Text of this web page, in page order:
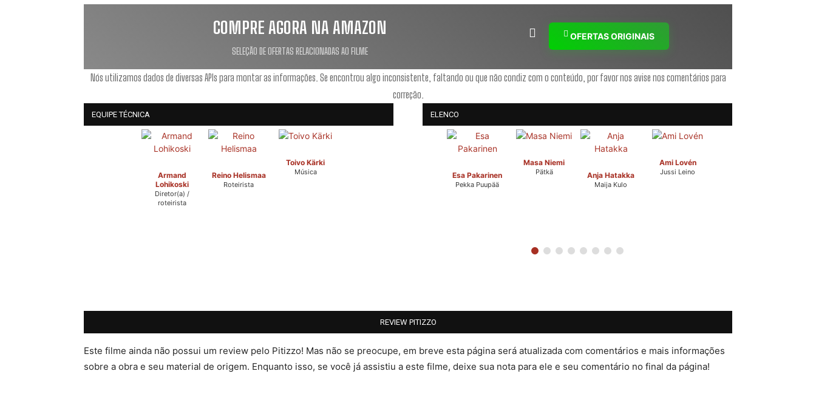
COMPRE AGORA NA AMAZON
SELEÇÃO DE OFERTAS RELACIONADAS AO FILME
OFERTAS ORIGINAIS
Nós utilizamos dados de diversas APIs para montar as informações. Se encontrou algo inconsistente, faltando ou que não condiz com o conteúdo, por favor nos avise nos comentários para
correção.
EQUIPE TÉCNICA
Armand
Lohikoski
Diretor(a) /
roteirista
Reino Helismaa
Roteirista
Toivo Kärki
Música
ELENCO
Esa Pakarinen
Pekka Puupää
Masa Niemi
Pätkä Anja Hatakka
Maija Kulo
Ami Lovén
Jussi Leino
REVIEW PITIZZO
Este filme ainda não possui um review pelo Pitizzo! Mas não se preocupe, em breve esta página será atualizada com comentários e mais informações
sobre a obra e seu material de origem. Enquanto isso, se você já assistiu a este filme, deixe sua nota para ele e seu comentário no final da página!